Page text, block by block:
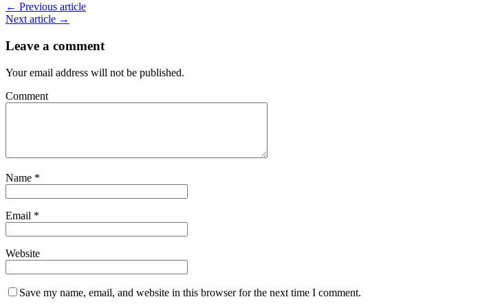
← Previous article
Next article →
Leave a comment
Your email address will not be published.
Comment
Name *
Email *
Website
Save my name, email, and website in this browser for the next time I comment.